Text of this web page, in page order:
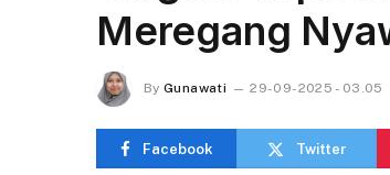
Meregang
By Gunawati 29-09-2025 - 03.05
Facebook Twitter